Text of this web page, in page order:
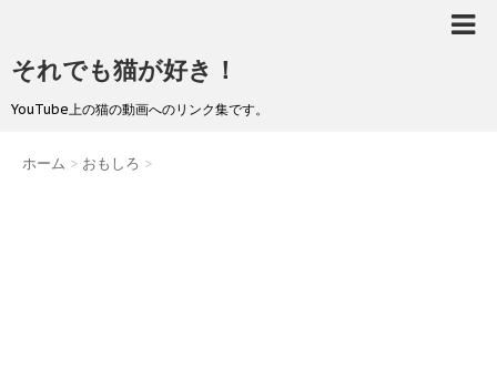
それでも猫が好き！
YouTube上の猫の動画へのリンク集です。
ホーム > おもしろ >